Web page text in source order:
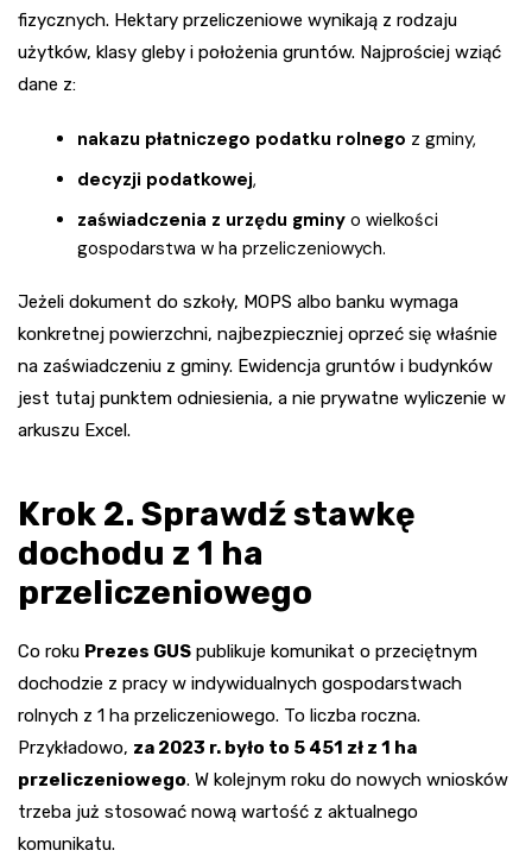
fizycznych. Hektary przeliczeniowe wynikają z rodzaju
użytków, klasy gleby i położenia gruntów. Najprościej wziąć
dane z:
nakazu płatniczego podatku rolnego z gminy,
decyzji podatkowej,
zaświadczenia z urzędu gminy o wielkości
gospodarstwa w ha przeliczeniowych.
Jeżeli dokument do szkoły, MOPS albo banku wymaga
konkretnej powierzchni, najbezpieczniej oprzeć się właśnie
na zaświadczeniu z gminy. Ewidencja gruntów i budynków
jest tutaj punktem odniesienia, a nie prywatne wyliczenie w
arkuszu Excel.
Krok 2. Sprawdź stawkę
dochodu z 1 ha
przeliczeniowego
Co roku Prezes GUS publikuje komunikat o przeciętnym
dochodzie z pracy w indywidualnych gospodarstwach
rolnych z 1 ha przeliczeniowego. To liczba roczna.
Przykładowo, za 2023 r. było to 5 451 zł z 1 ha
przeliczeniowego. W kolejnym roku do nowych wniosków
trzeba już stosować nową wartość z aktualnego
komunikatu.